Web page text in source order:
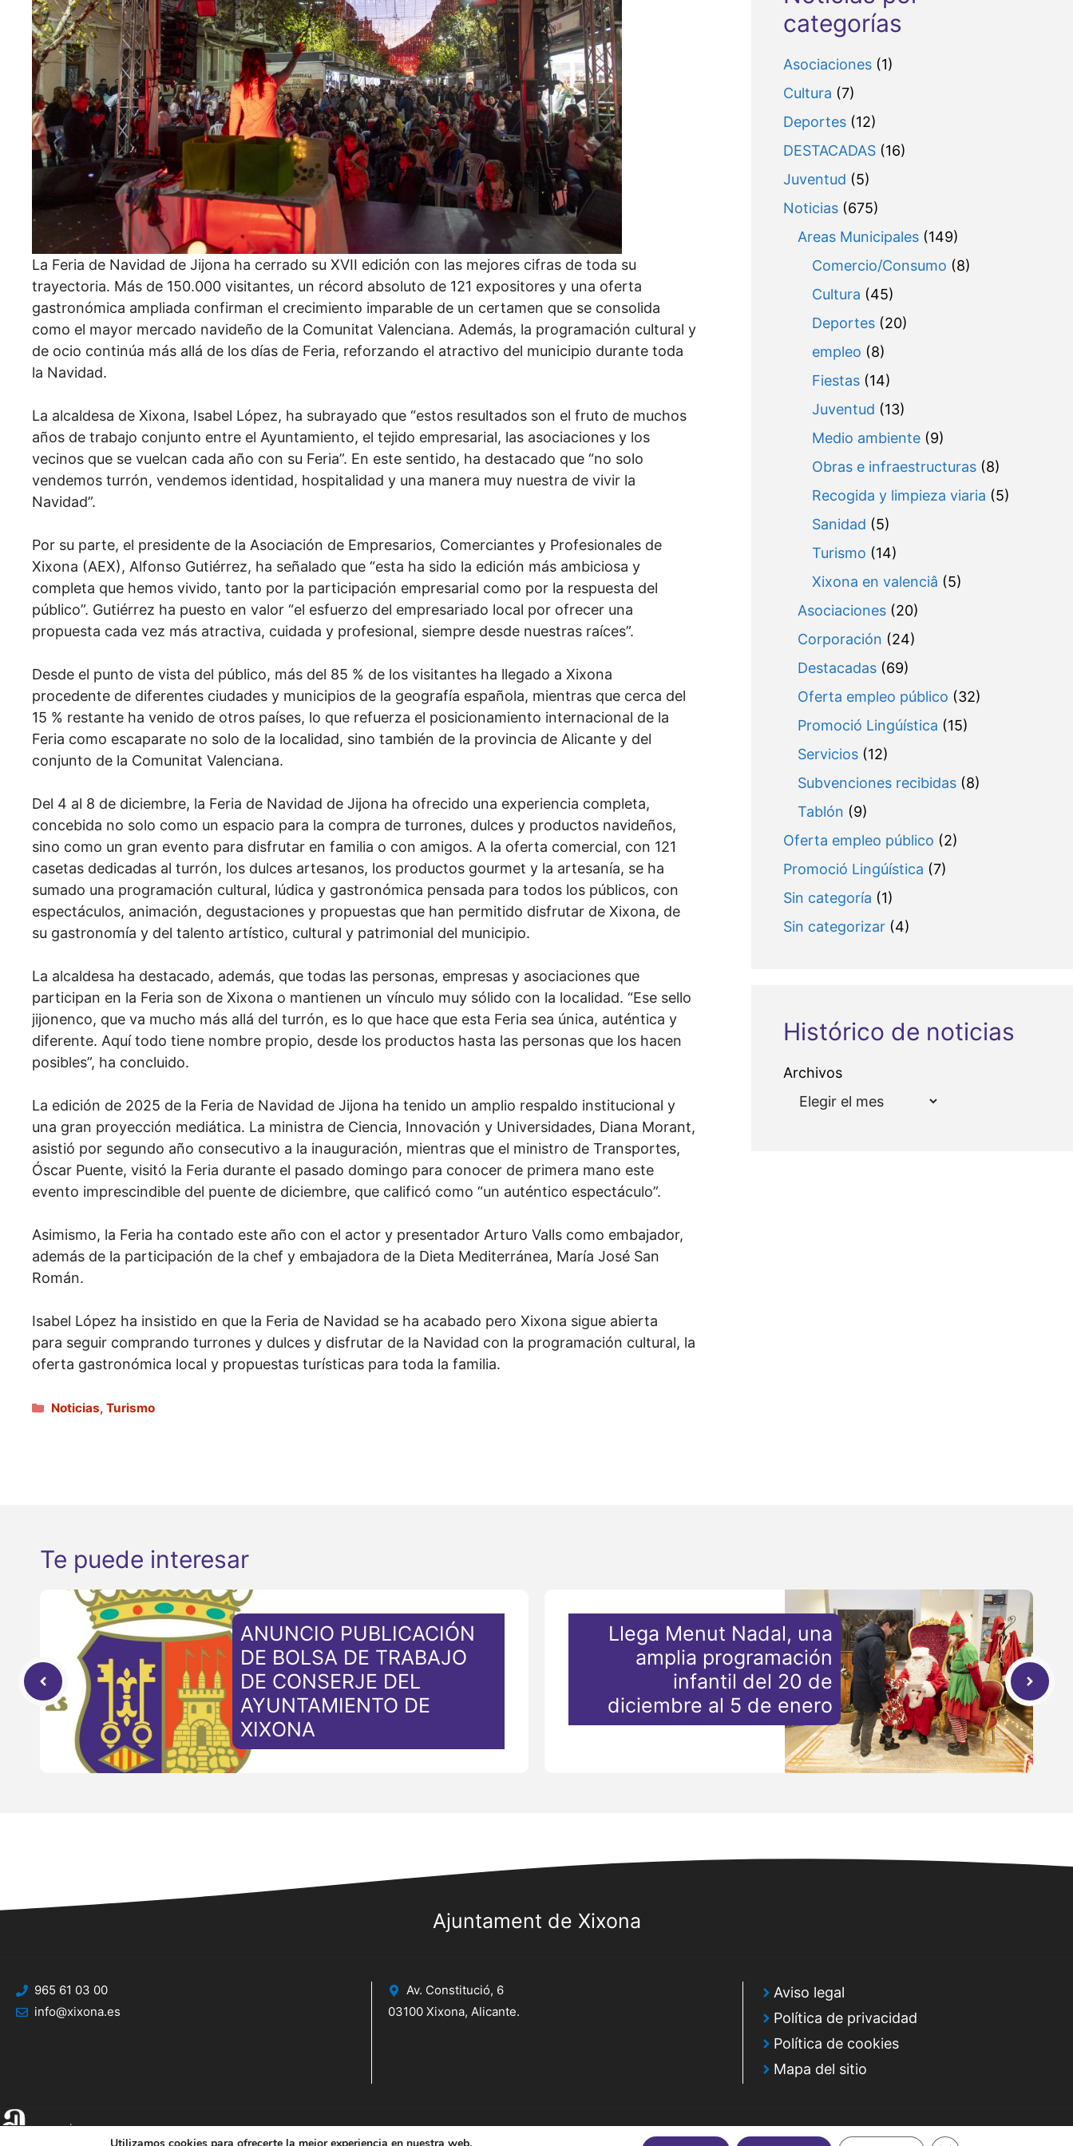
La Feria de Navidad de Jijona ha cerrado su XVII edición con las mejores cifras de toda su
trayectoria. Más de 150.000 visitantes, un récord absoluto de 121 expositores y una oferta
gastronómica ampliada confirman el crecimiento imparable de un certamen que se consolida
como el mayor mercado navideño de la Comunitat Valenciana. Además, la programación cultural y
de ocio continúa más allá de los días de Feria, reforzando el atractivo del municipio durante toda
la Navidad.
La alcaldesa de Xixona, Isabel López, ha subrayado que “estos resultados son el fruto de muchos
años de trabajo conjunto entre el Ayuntamiento, el tejido empresarial, las asociaciones y los
vecinos que se vuelcan cada año con su Feria”. En este sentido, ha destacado que “no solo
vendemos turrón, vendemos identidad, hospitalidad y una manera muy nuestra de vivir la
Navidad”.
Por su parte, el presidente de la Asociación de Empresarios, Comerciantes y Profesionales de
Xixona (AEX), Alfonso Gutiérrez, ha señalado que “esta ha sido la edición más ambiciosa y
completa que hemos vivido, tanto por la participación empresarial como por la respuesta del
público”. Gutiérrez ha puesto en valor “el esfuerzo del empresariado local por ofrecer una
propuesta cada vez más atractiva, cuidada y profesional, siempre desde nuestras raíces”.
Desde el punto de vista del público, más del 85 % de los visitantes ha llegado a Xixona
procedente de diferentes ciudades y municipios de la geografía española, mientras que cerca del
15 % restante ha venido de otros países, lo que refuerza el posicionamiento internacional de la
Feria como escaparate no solo de la localidad, sino también de la provincia de Alicante y del
conjunto de la Comunitat Valenciana.
Del 4 al 8 de diciembre, la Feria de Navidad de Jijona ha ofrecido una experiencia completa,
concebida no solo como un espacio para la compra de turrones, dulces y productos navideños,
sino como un gran evento para disfrutar en familia o con amigos. A la oferta comercial, con 121
casetas dedicadas al turrón, los dulces artesanos, los productos gourmet y la artesanía, se ha
sumado una programación cultural, lúdica y gastronómica pensada para todos los públicos, con
espectáculos, animación, degustaciones y propuestas que han permitido disfrutar de Xixona, de
su gastronomía y del talento artístico, cultural y patrimonial del municipio.
La alcaldesa ha destacado, además, que todas las personas, empresas y asociaciones que
participan en la Feria son de Xixona o mantienen un vínculo muy sólido con la localidad. “Ese sello
jijonenco, que va mucho más allá del turrón, es lo que hace que esta Feria sea única, auténtica y
diferente. Aquí todo tiene nombre propio, desde los productos hasta las personas que los hacen
posibles”, ha concluido.
La edición de 2025 de la Feria de Navidad de Jijona ha tenido un amplio respaldo institucional y
una gran proyección mediática. La ministra de Ciencia, Innovación y Universidades, Diana Morant,
asistió por segundo año consecutivo a la inauguración, mientras que el ministro de Transportes,
Óscar Puente, visitó la Feria durante el pasado domingo para conocer de primera mano este
evento imprescindible del puente de diciembre, que calificó como “un auténtico espectáculo”.
Asimismo, la Feria ha contado este año con el actor y presentador Arturo Valls como embajador,
además de la participación de la chef y embajadora de la Dieta Mediterránea, María José San
Román.
Isabel López ha insistido en que la Feria de Navidad se ha acabado pero Xixona sigue abierta
para seguir comprando turrones y dulces y disfrutar de la Navidad con la programación cultural, la
oferta gastronómica local y propuestas turísticas para toda la familia.
Categorías
Noticias,Turismo
categorías
Asociaciones(1)
Cultura (7)
Deportes(12)
DESTACADAS(16)
Juventud (5)
Noticias(675)
Areas Municipales(149)
Comercio/Consumo (8)
Cultura (45)
Deportes(20)
empleo (8)
Fiestas(14)
Juventud (13)
Medio ambiente(9)
Obras e infraestructuras(8)
Recogida y limpieza viaria (5)
Sanidad (5)
Turismo (14)
Xixona en valenciâ (5)
Asociaciones(20)
Corporación (24)
Destacadas(69)
Oferta empleo público (32)
Promoció Lingúística (15)
Servicios(12)
Subvenciones recibidas(8)
Tablón (9)
Oferta empleo público (2)
Promoció Lingúística (7)
Sin categoría (1)
Sin categorizar(4)
Histórico de noticias
Archivos
Te puede interesar
ANUNCIO PUBLICACIÓN
DE BOLSA DE TRABAJO
DE CONSERJE DEL
AYUNTAMIENTO DE
XIXONA
Llega Menut Nadal, una
amplia programación
infantil del 20 de
diciembre al 5 de enero
Ajuntament de Xixona
965 61 03 00
info@xixona.es
Av. Constitució, 6
03100 Xixona, Alicante.
Aviso legal
Política de privacidad
Política de cookies
Mapa del sitio